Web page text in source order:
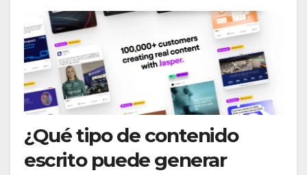
¿Qué tipo de contenido
escrito puede generar